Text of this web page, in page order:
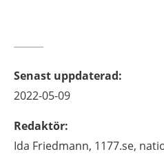
Senast uppdaterad:
2022-05-09
Redaktör:
Ida Friedmann, 1177.se,